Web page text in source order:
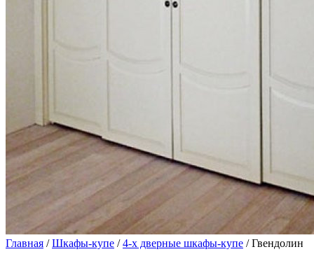
Главная /Шкафы-купе /4-х дверные шкафы-купе / Гвендолин